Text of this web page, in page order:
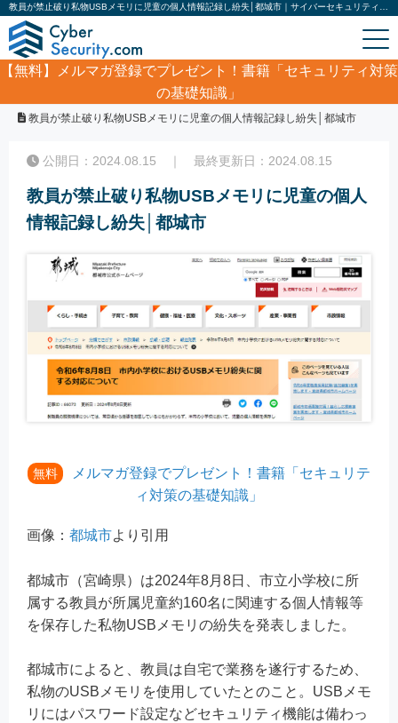
【無料】
メルマガ登録でプレゼント！書籍「セキュリティ対策
の基礎知識」
サイバーセキュリティ・情報漏洩ニュース
教員が禁止破り私物USBメモリに児童の個人情報記録し紛失│都城市
公開日：2024.08.15 ｜ 最終更新日：2024.08.15
教員が禁止破り私物USBメモリに児童の個人
情報記録し紛失│都城市
無料
メルマガ登録でプレゼント！書籍「セキュリテ
ィ対策の基礎知識」
画像： 都城市より引用
都城市（宮崎県）は2024年8月8日、市立小学校に所
属する教員が所属児童約160名に関連する個人情報等
を保存した私物USBメモリの紛失を発表しました。
都城市によると、教員は自宅で業務を遂行するため、
私物のUSBメモリを使用していたとのこと。USBメモ
リにはパスワード設定などセキュリティ機能は備わっ